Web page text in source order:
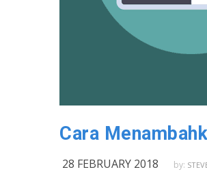
Cara
28 FEBRUARY 2018 by: